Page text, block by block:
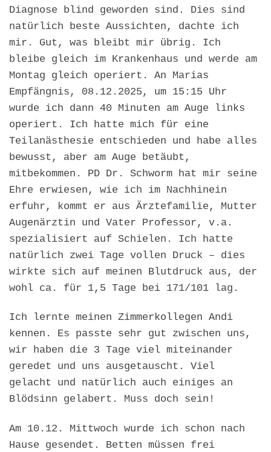
Diagnose blind geworden sind. Dies sind
natürlich beste Aussichten, dachte ich
mir. Gut, was bleibt mir übrig. Ich
bleibe gleich im Krankenhaus und werde am
Montag gleich operiert. An Marias
Empfängnis, 08.12.2025, um 15:15 Uhr
wurde ich dann 40 Minuten am Auge links
operiert. Ich hatte mich für eine
Teilanästhesie entschieden und habe alles
bewusst, aber am Auge betäubt,
mitbekommen. PD Dr. Schworm hat mir seine
Ehre erwiesen, wie ich im Nachhinein
erfuhr, kommt er aus Ärztefamilie, Mutter
Augenärztin und Vater Professor, v.a.
spezialisiert auf Schielen. Ich hatte
natürlich zwei Tage vollen Druck – dies
wirkte sich auf meinen Blutdruck aus, der
wohl ca. für 1,5 Tage bei 171/101 lag.
Ich lernte meinen Zimmerkollegen Andi
kennen. Es passte sehr gut zwischen uns,
wir haben die 3 Tage viel miteinander
geredet und uns ausgetauscht. Viel
gelacht und natürlich auch einiges an
Blödsinn gelabert. Muss doch sein!
Am 10.12. Mittwoch wurde ich schon nach
Hause gesendet. Betten müssen frei